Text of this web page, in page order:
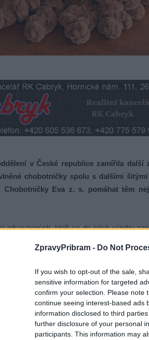
ZpravyPribram - Do Not
If you wish to opt-out of the sale,
sensitive information for targeted
confirm your selection. Please note
continue seeing interest-based ads
information disclosed to third
further disclosure of your personal
participants. This information may
v České republice zamířila další
chobotničky spolu s dalšími
Chobotničky Eva z. s. pomáhat těm
odsouzených, kteří se do jejich výroby
mají přitom v nemocnicích konkrétní
dětí navozovat pocit bezpečí a
šňůru, což může přispívat k jejich uklidnění
věznice nyní převzal spolek
zdravotnických zařízení. Tam
péči o ty nejmenší pacienty.